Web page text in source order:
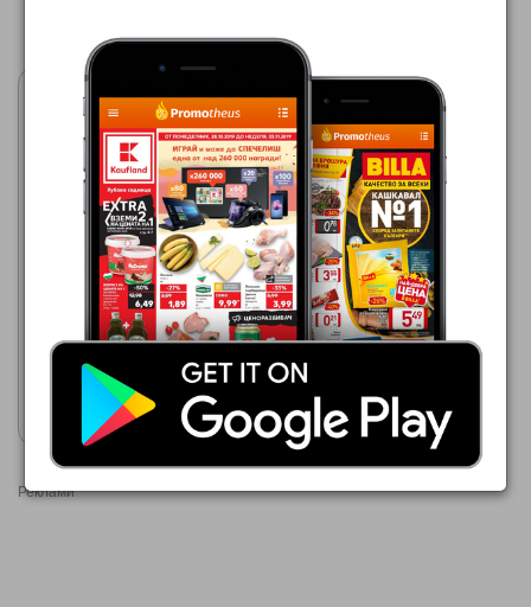
10.08.2026 - 16.08.2026
GRILLMEISTER Подправки
в мелничка
Покажи брошурата
Реклами